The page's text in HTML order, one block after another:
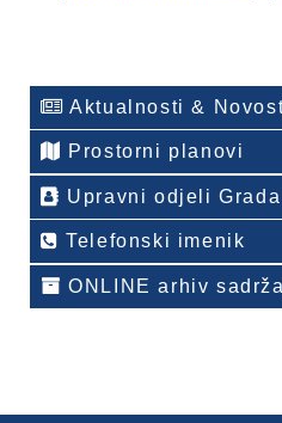
Aktualnosti &
Prostorni planovi
Upravni odjeli Grada
Telefonski imenik
ONLINE arhiv